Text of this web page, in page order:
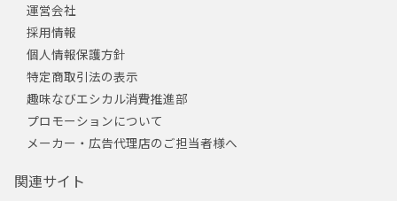
運営会社
採用情報
個人情報保護方針
特定商取引法の表示
趣味なびエシカル消費推進部
プロモーションについて
メーカー・広告代理店のご担当者様へ
関連サイト